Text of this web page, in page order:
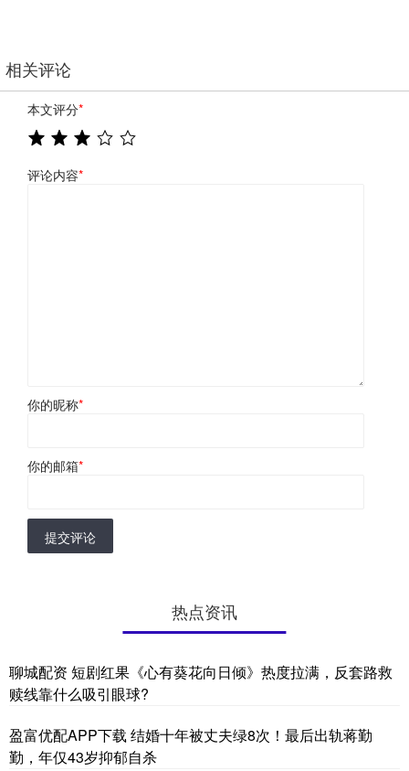
相关评论
本文评分*
评论内容*
你的昵称*
你的邮箱*
提交评论
热点资讯
聊城配资 短剧红果《心有葵花向日倾》热度拉满，反套路救
赎线靠什么吸引眼球?
盈富优配APP下载 结婚十年被丈夫绿8次！最后出轨蒋勤
勤，年仅43岁抑郁自杀